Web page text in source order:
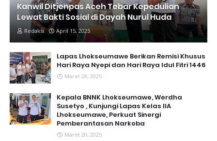
Kanwil Ditjenpas Aceh Tebar Kepedulian
Lewat Bakti Sosial di Dayah Nurul Huda
Redaksi April 15, 2025
Lapas Lhokseumawe Berikan Remisi Khusus
Hari Raya Nyepi dan Hari Raya Idul Fitri 1446
Maret 28, 2025
Kepala BNNK Lhokseumawe, Werdha
Susetyo , Kunjungi Lapas Kelas IIA
Lhokseumawe, Perkuat Sinergi
Pemberantasan Narkoba
Maret 20, 2025